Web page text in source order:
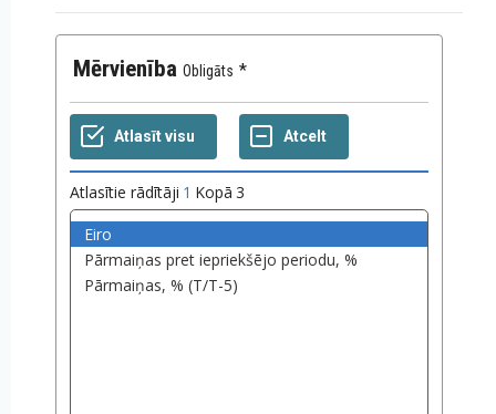
Mērvienība Obligāts
Atlasītie rādītāji 1 Kopā 3